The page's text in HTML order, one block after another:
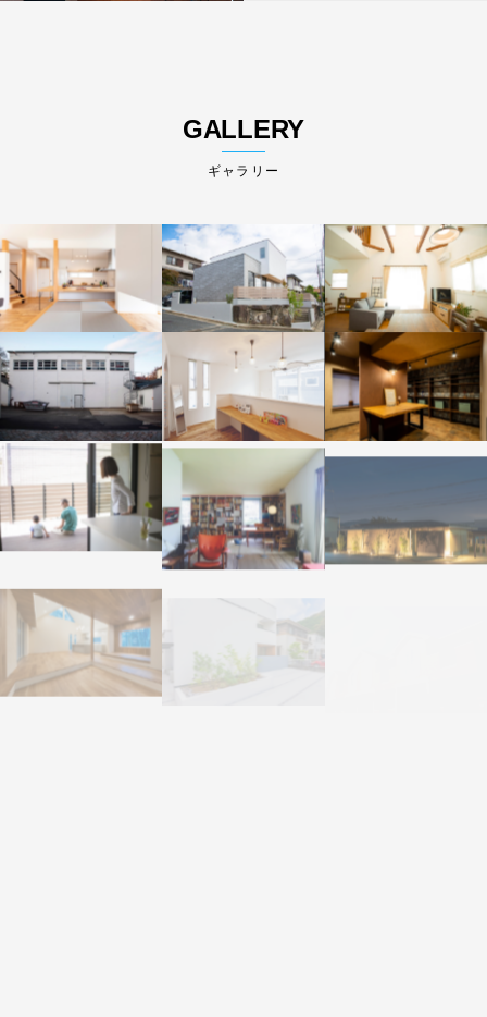
GALLERY
ギャラリー